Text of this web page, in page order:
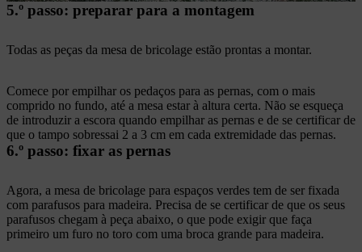
5.º passo: preparar para a montagem
Todas as peças da mesa de bricolage estão prontas a montar.
Comece por empilhar os pedaços para as pernas, com o mais
comprido no fundo, até a mesa estar à altura certa. Não se esqueça
de introduzir a escora quando empilhar as pernas e de se certificar de
que o tampo sobressai 2 a 3 cm em cada extremidade das pernas.
6.º passo: fixar as pernas
Agora, a mesa de bricolage para espaços verdes tem de ser fixada
com parafusos para madeira. Precisa de se certificar de que os seus
parafusos chegam à peça abaixo, o que pode exigir que faça
primeiro um furo no toro com uma broca grande para madeira.